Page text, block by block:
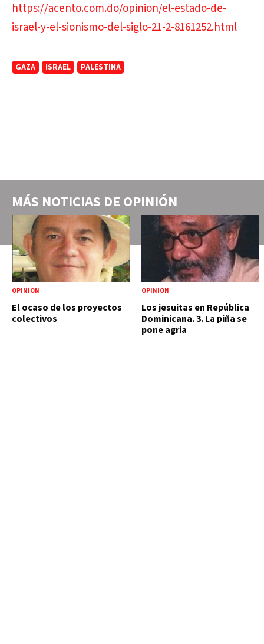
https://acento.com.do/opinion/el-estado-de-
israel-y-el-sionismo-del-siglo-21-2-8161252.html
GAZA ISRAEL PALESTINA
MÁS NOTICIAS DE OPINIÓN
OPINIÓN
El ocaso de los proyectos
colectivos
OPINIÓN
Los jesuitas en República
Dominicana. 3. La piña se
pone agria